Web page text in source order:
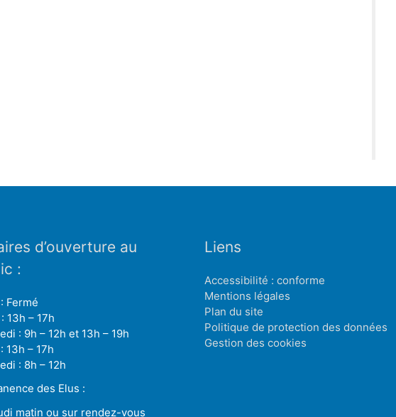
d’ouverture au
:
Fermé
13h – 17h
: 9h – 12h et 13h – 19h
13h – 17h
: 8h – 12h
des Elus :
matin ou sur rendez-vous
Liens
Accessibilité : conforme
Mentions légales
Plan du site
Politique de protection des données
Gestion des cookies